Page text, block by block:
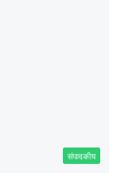
संपादकीय